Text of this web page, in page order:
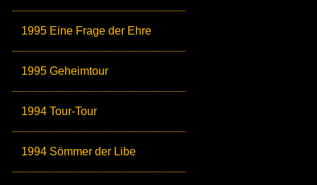
1995 Eine Frage der Ehre
1995 Geheimtour
1994 Tour-Tour
1994 Sömmer der Libe